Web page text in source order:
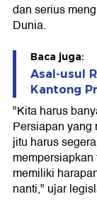
dan serius
Dunia.
Baca juga:
Asal-usul
Kantong
"Kita harus
Persiapan yang
jitu harus
memiliki
nanti," ujar